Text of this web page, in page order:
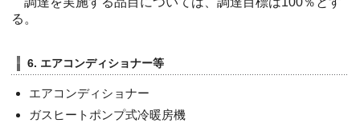
る。
6. エアコンディショナー等
エアコンディショナー
ガスヒートポンプ式冷暖房機